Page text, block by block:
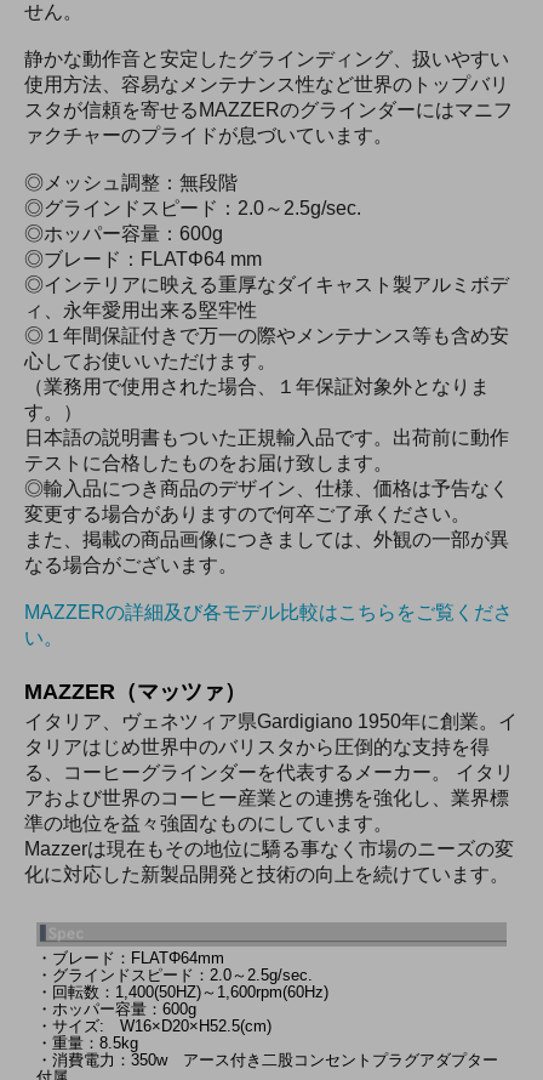
せん。
静かな動作音と安定したグラインディング、扱いやすい
使用方法、容易なメンテナンス性など世界のトップバリ
スタが信頼を寄せるMAZZERのグラインダーにはマニフ
ァクチャーのプライドが息づいています。
◎メッシュ調整：無段階
◎グラインドスピード：2.0～2.5g/sec.
◎ホッパー容量：600g
◎ブレード：FLATΦ64 mm
◎インテリアに映える重厚なダイキャスト製アルミボデ
ィ、永年愛用出来る堅牢性
◎１年間保証付きで万一の際やメンテナンス等も含め安
心してお使いいただけます。
（業務用で使用された場合、１年保証対象外となりま
す。）
日本語の説明書もついた正規輸入品です。出荷前に動作
テストに合格したものをお届け致します。
◎輸入品につき商品のデザイン、仕様、価格は予告なく
変更する場合がありますので何卒ご了承ください。
また、掲載の商品画像につきましては、外観の一部が異
なる場合がございます。
MAZZERの詳細及び各モデル比較はこちらをご覧くださ
い。
MAZZER（マッツァ）
イタリア、ヴェネツィア県Gardigiano 1950年に創業。イ
タリアはじめ世界中のバリスタから圧倒的な支持を得
る、コーヒーグラインダーを代表するメーカー。 イタリ
アおよび世界のコーヒー産業との連携を強化し、業界標
準の地位を益々強固なものにしています。
Mazzerは現在もその地位に驕る事なく市場のニーズの変
化に対応した新製品開発と技術の向上を続けています。
・ブレード：FLATΦ64mm
・グラインドスピード：2.0～2.5g/sec.
・回転数：1,400(50HZ)～1,600rpm(60Hz)
・ホッパー容量：600g
・サイズ: W16×D20×H52.5(cm)
・重量：8.5kg
・消費電力：350w アース付き二股コンセントプラグアダプター